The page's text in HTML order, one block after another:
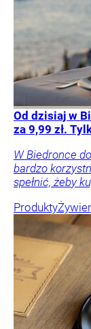
Od dzisiaj w
za 9,99 zł.
W Biedronce
bardzo
spełnić, żeby
Produkty